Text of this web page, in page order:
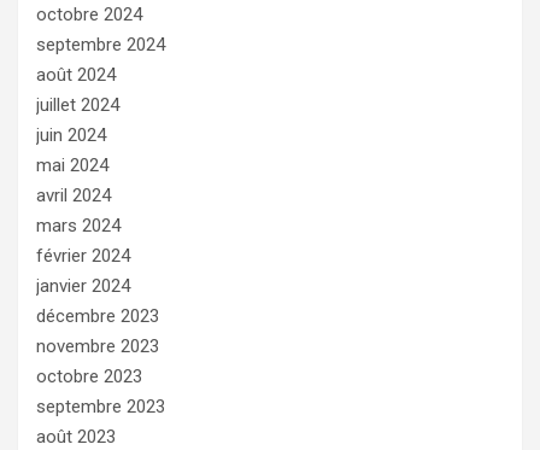
octobre 2024
septembre 2024
août 2024
juillet 2024
juin 2024
mai 2024
avril 2024
mars 2024
février 2024
janvier 2024
décembre 2023
novembre 2023
octobre 2023
septembre 2023
août 2023